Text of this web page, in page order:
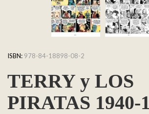
ISBN: 978-84-18898-08-2
TERRY y LOS
PIRATAS 1940-